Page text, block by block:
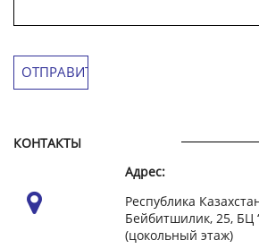
КОНТАКТЫ
Адрес:
Республика
Бейбитшилик, 25, БЦ
(цокольный этаж)